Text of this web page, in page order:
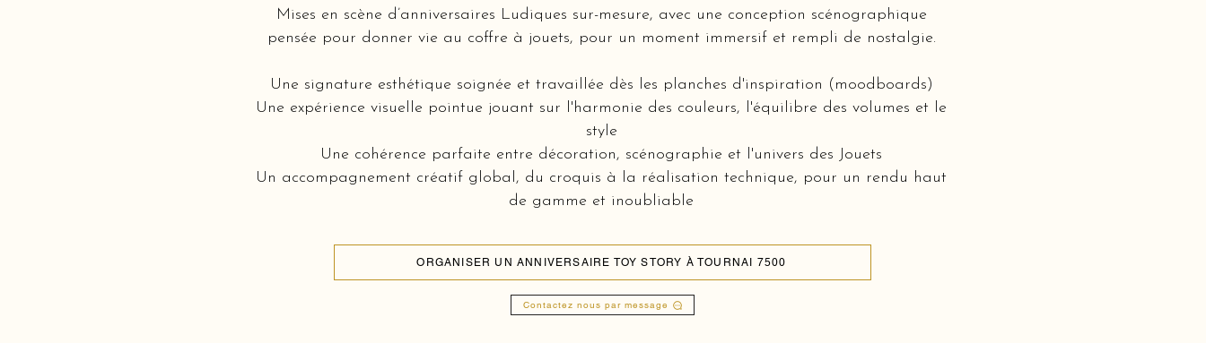
Mises en scène d’anniversaires Ludiques sur-mesure, avec une conception scénographique
pensée pour donner vie au coffre à jouets, pour un moment immersif et rempli de nostalgie.
Une signature esthétique soignée et travaillée dès les planches d'inspiration (moodboards)
Une expérience visuelle pointue jouant sur l'harmonie des couleurs, l'équilibre des volumes et le
style
Une cohérence parfaite entre décoration, scénographie et l'univers des Jouets
Un accompagnement créatif global, du croquis à la réalisation technique, pour un rendu haut
de gamme et inoubliable
ORGANISER UN ANNIVERSAIRE TOY STORY À TOURNAI 7500
Contactez nous par message